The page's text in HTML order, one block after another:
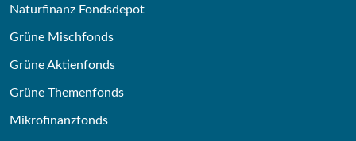
Naturfinanz Fondsdepot
Grüne Mischfonds
Grüne Aktienfonds
Grüne Themenfonds
Mikrofinanzfonds